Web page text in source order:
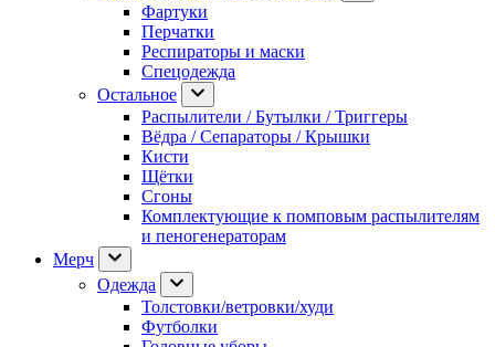
Фартуки
Перчатки
Респираторы и маски
Спецодежда
Остальное
Распылители / Бутылки / Триггеры
Вёдра / Сепараторы / Крышки
Кисти
Щётки
Сгоны
Комплектующие к помповым распылителям
и пеногенераторам
Мерч
Одежда
Толстовки/ветровки/худи
Футболки